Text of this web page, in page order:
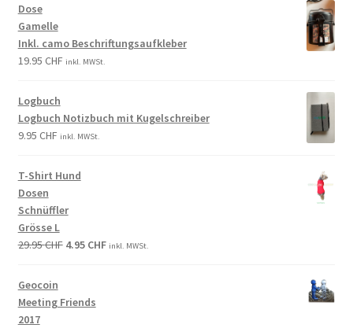
Dose
Gamelle
Inkl. camo Beschriftungsaufkleber
19.95 CHF inkl. MWSt.
Logbuch
Logbuch Notizbuch mit Kugelschreiber
9.95 CHF inkl. MWSt.
T-Shirt Hund
Dosen
Schnüffler
Grösse L
29.95CHF 4.95 CHF inkl. MWSt.
Geocoin
Meeting Friends
2017